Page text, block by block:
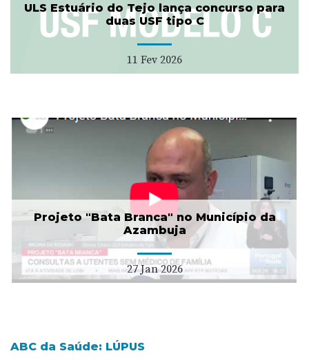
ULS Estuário do Tejo lança concurso para
duas USF tipo C
11 Fev 2026
Projeto "Bata Branca" no Município da
Azambuja
27 Jan 2026
ABC da Saúde: LÚPUS